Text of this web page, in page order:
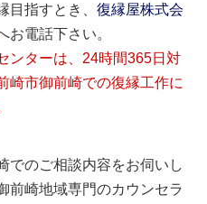
目指すとき、復縁屋株式会
お電話下さい。
ンターは、24時間365日対
崎市御前崎での復縁工作に
でのご相談内容をお伺いし
前崎地域専門のカウンセラ